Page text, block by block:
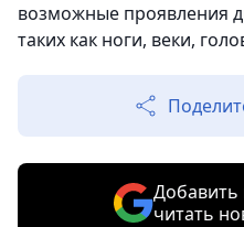
возможные проявления
таких как ноги, веки,
Добавить
читать